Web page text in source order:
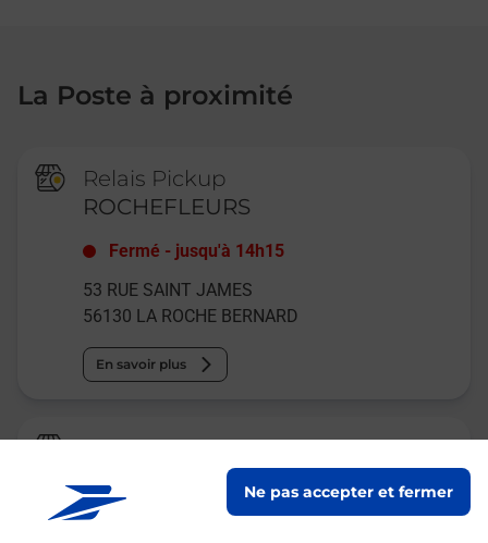
Ne pas accepter et fermer
La Poste à proximité
Relais Pickup
ROCHEFLEURS
Fermé - jusqu'à 14h15
53 RUE SAINT JAMES
56130 LA ROCHE BERNARD
En savoir plus
La Poste
LA ROCHE BERNARD
jusqu'à 14h00